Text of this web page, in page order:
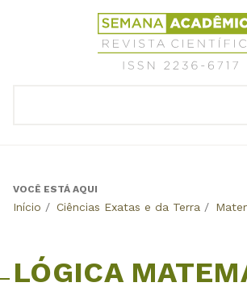
Revista
Científica
Semana
Back
VOCÊ ESTÁ AQUI
Início / Ciências Exatas e da Terra /
LÓGICA